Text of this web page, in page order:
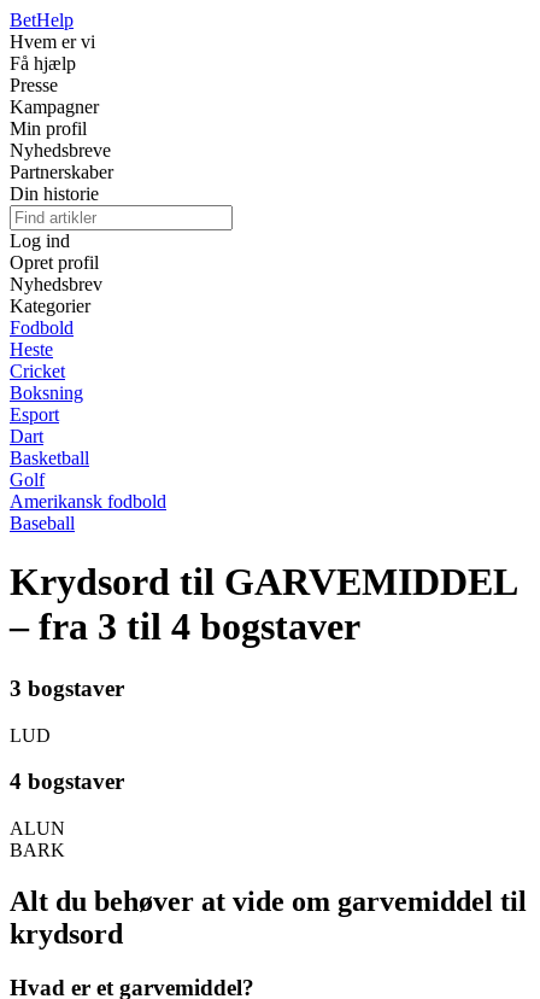
BetHelp
Hvem er vi
Få hjælp
Presse
Kampagner
Min profil
Nyhedsbreve
Partnerskaber
Din historie
Log ind
Opret profil
Nyhedsbrev
Kategorier
Fodbold
Heste
Cricket
Boksning
Esport
Dart
Basketball
Golf
Amerikansk fodbold
Baseball
Krydsord til GARVEMIDDEL
– fra 3 til 4 bogstaver
3 bogstaver
LUD
4 bogstaver
ALUN
BARK
Alt du behøver at vide om garvemiddel til
krydsord
Hvad er et garvemiddel?